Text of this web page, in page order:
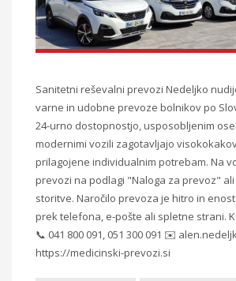
Sanitetni reševalni prevozi Nedeljko
varne in udobne prevoze bolnikov po
24-urno dostopnostjo, usposobljenim
modernimi vozili zagotavljajo
prilagojene individualnim potrebam. Na
prevozi na podlagi "Naloga za prevoz"
storitve. Naročilo prevoza je hitro in
prek telefona, e-pošte ali spletne strani.
📞 041 800 091, 051 300 091 ✉️
https://medicinski-prevozi.si